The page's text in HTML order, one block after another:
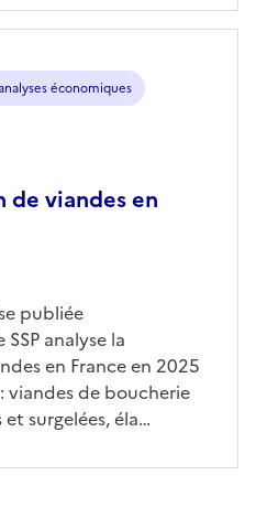
économiques
de viandes en
publiée
analyse la
en France en 2025
viandes de boucherie
surgelées, éla…